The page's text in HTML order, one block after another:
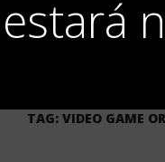
estará
TAG: VIDEO GAME